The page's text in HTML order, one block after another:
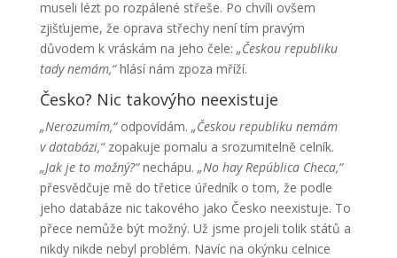
museli lézt po rozpálené střeše. Po chvíli ovšem
zjišťujeme, že oprava střechy není tím pravým
důvodem k vráskám na jeho čele: „Českou republiku
tady nemám,“hlásí nám zpoza mříží.
Česko? Nic takovýho neexistuje
„Nerozumím,“odpovídám. „Českou republiku nemám
v databázi,“zopakuje pomalu a srozumitelně celník.
„Jak je to možný?“nechápu. „No hay República Checa,“
přesvědčuje mě do třetice úředník o tom, že podle
jeho databáze nic takového jako Česko neexistuje. To
přece nemůže být možný. Už jsme projeli tolik států a
nikdy nikde nebyl problém. Navíc na okýnku celnice